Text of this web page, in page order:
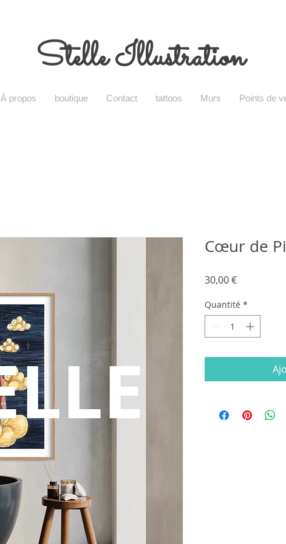
Stelle Illustration
À propos boutique Contact tattoos Murs Points de
Cœur de
30,00 €Prix
Quantité *